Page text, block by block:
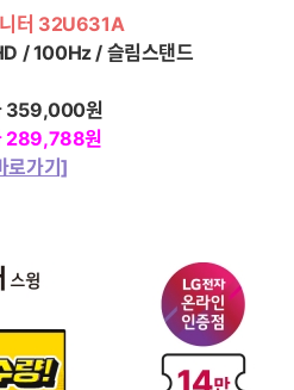
터 32U631A
/ 100Hz / 슬림스탠드
359,000원
289,788원
로가기]